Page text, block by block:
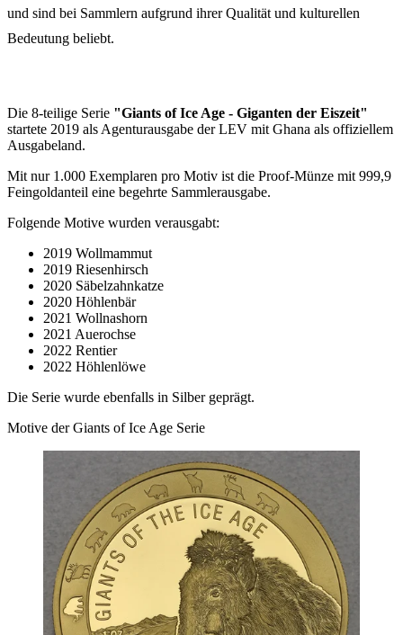
und sind bei Sammlern aufgrund ihrer Qualität und kulturellen
Bedeutung beliebt.
Die 8-teilige Serie "Giants of Ice Age - Giganten der Eiszeit"
startete 2019 als Agenturausgabe der LEV mit Ghana als offiziellem
Ausgabeland.
Mit nur 1.000 Exemplaren pro Motiv ist die Proof-Münze mit 999,9
Feingoldanteil eine begehrte Sammlerausgabe.
Folgende Motive wurden verausgabt:
2019 Wollmammut
2019 Riesenhirsch
2020 Säbelzahnkatze
2020 Höhlenbär
2021 Wollnashorn
2021 Auerochse
2022 Rentier
2022 Höhlenlöwe
Die Serie wurde ebenfalls in Silber geprägt.
Motive der Giants of Ice Age Serie